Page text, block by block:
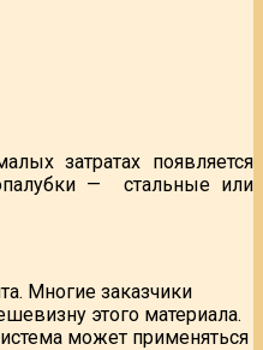
затратах появляется
— стальные или
Многие заказчики
этого материала.
может применяться